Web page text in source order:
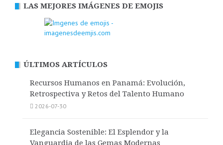
LAS MEJORES IMÁGENES DE EMOJIS
ÚLTIMOS ARTÍCULOS
Recursos Humanos en Panamá: Evolución,
Retrospectiva y Retos del Talento Humano
2026-07-30
Elegancia Sostenible: El Esplendor y la
Vanguardia de las Gemas Modernas